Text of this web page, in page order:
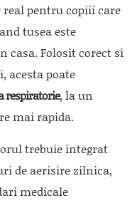
pentru copiii care
tusea este
casa. Folosit corect si
acesta poate
respiratorie, la un
mai rapida.
trebuie integrat
de aerisire zilnica,
medicale